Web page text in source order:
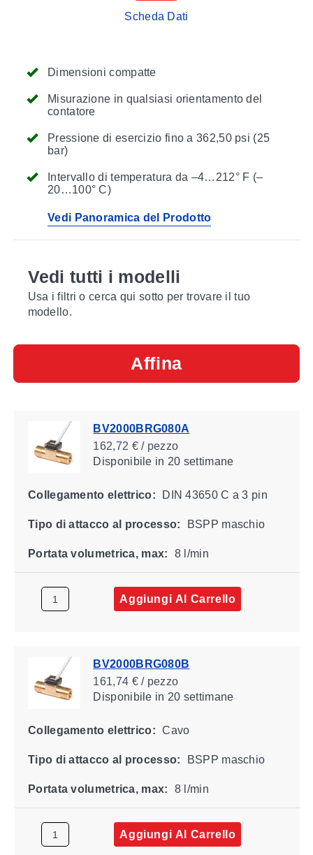
Dimensioni compatte
Misurazione in qualsiasi orientamento del
contatore
Pressione di esercizio fino a 362,50 psi (25
bar)
Intervallo di temperatura da –4…212° F (–
20…100° C)
Vedi Panoramica del Prodotto
Scheda Dati
Vedi tutti i modelli
Usa i filtri o cerca qui sotto per trovare il tuo
modello.
Affina
BV2000BRG080A
162,72 € / pezzo
Disponibile in 20 settimane
Collegamento elettrico: DIN 43650 C a 3 pin
Tipo di attacco al processo: BSPP maschio
Portata volumetrica, max: 8 l/min
Aggiungi Al Carrello
BV2000BRG080B
161,74 € / pezzo
Disponibile in 20 settimane
Collegamento elettrico: Cavo
Tipo di attacco al processo: BSPP maschio
Portata volumetrica, max: 8 l/min
Aggiungi Al Carrello